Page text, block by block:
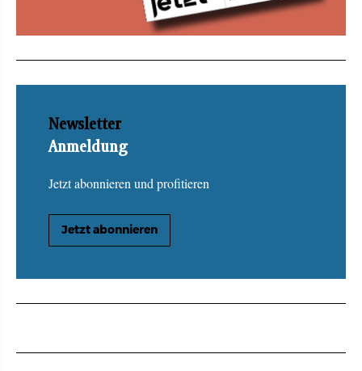
Newsletter
Anmeldung
Jetzt abonnieren und profitieren
Jetzt abonnieren